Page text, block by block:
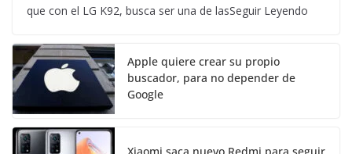
que con el LG K92, busca ser una de lasSeguir Leyendo
Apple quiere crear su propio
buscador, para no depender de
Google